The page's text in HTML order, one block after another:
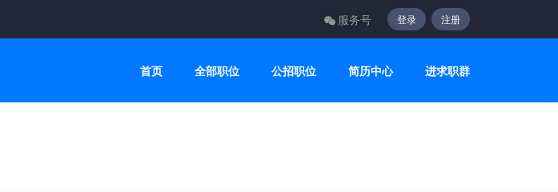
服务号 登录 注册
首页 全部职位 公招职位 简历中心 进求职群